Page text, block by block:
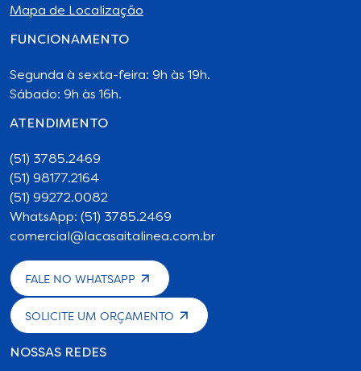
Mapa de Localização
FUNCIONAMENTO
Segunda à sexta-feira: 9h às 19h.
Sábado: 9h às 16h.
ATENDIMENTO
(51) 3785.2469
(51) 98177.2164
(51) 99272.0082
WhatsApp: (51) 3785.2469
comercial@lacasaitalinea.com.br
FALE NO WHATSAPP
SOLICITE UM ORÇAMENTO
NOSSAS REDES